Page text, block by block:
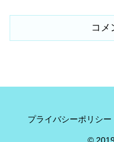
コメ
プライバシーポリシー